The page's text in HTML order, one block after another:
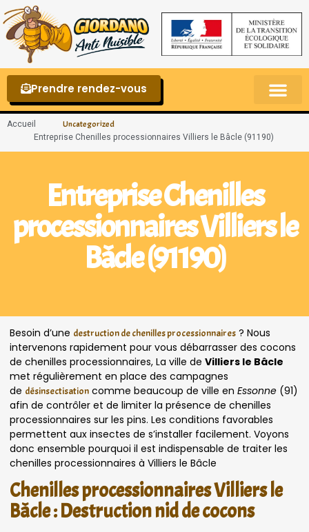
Prendre rendez-vous
Accueil Uncategorized
Entreprise Chenilles processionnaires Villiers le Bâcle (91190)
Entreprise Chenilles
processionnaires Villiers le
Bâcle (91190)
Besoin d’une destruction de chenilles processionnaires ? Nous
intervenons rapidement pour vous débarrasser des cocons
de chenilles processionnaires, La ville de Villiers le Bâcle
met régulièrement en place des campagnes
de désinsectisation comme beaucoup de ville en Essonne (91)
afin de contrôler et de limiter la présence de chenilles
processionnaires sur les pins. Les conditions favorables
permettent aux insectes de s’installer facilement. Voyons
donc ensemble pourquoi il est indispensable de traiter les
chenilles processionnaires à Villiers le Bâcle
Chenilles processionnaires Villiers le
Bâcle : Destruction nid de cocons